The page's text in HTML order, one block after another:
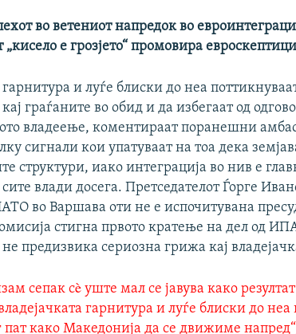
во ветениот напредок во
е грозјето“ промовира
гарнитура и луѓе блиски до неа
граѓаните во обид и да избегаат од
владеење, коментираат поранешни
сигнали кои упатуваат на тоа дека
структури, иако интеграција во нив е
влади досега. Претседателот Ѓорге
во Варшава оти не е испочитувана
стигна првото кратење на дел од
предизвика сериозна грижа кај
сепак сè уште мал се јавува како
гарнитура и луѓе блиски до неа
како Македонија да се движиме